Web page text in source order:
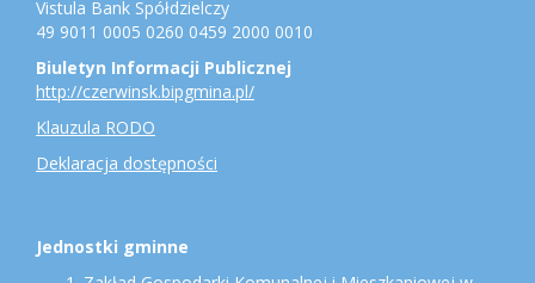
Vistula Bank Spółdzielczy
49 9011 0005 0260 0459 2000 0010
Biuletyn Informacji Publicznej
http://czerwinsk.bipgmina.pl/
Klauzula RODO
Deklaracja dostępności
Jednostki gminne